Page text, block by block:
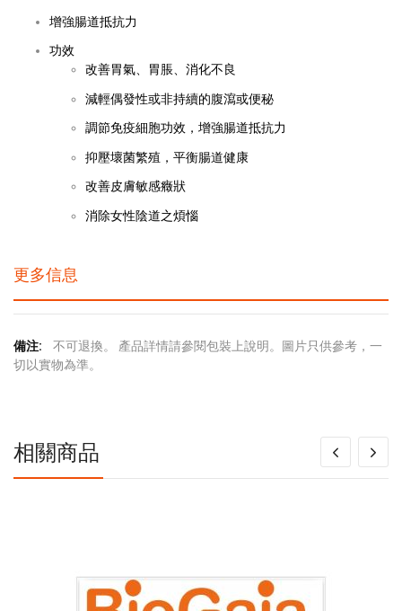
增強腸道抵抗力
功效
改善胃氣、胃脹、消化不良
減輕偶發性或非持續的腹瀉或便秘
調節免疫細胞功效，增強腸道抵抗力
抑壓壞菌繁殖，平衡腸道健康
改善皮膚敏感癥狀
消除女性陰道之煩惱
更多信息
更
多
不可退換。 產品詳情請參閱包裝上說明。圖片只供參考，一
切以實物為準。
相關商品